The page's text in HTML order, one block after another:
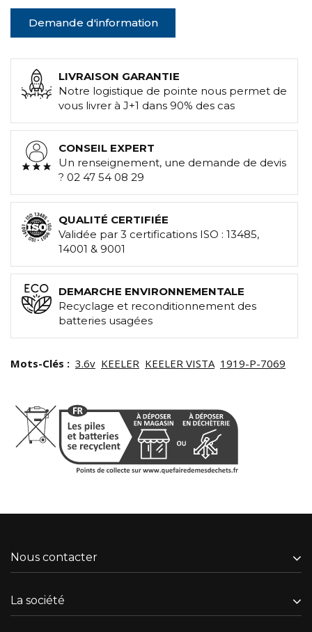
Demande d'information
LIVRAISON GARANTIE
Notre logistique de pointe nous permet de
vous livrer à J+1 dans 90% des cas
CONSEIL EXPERT
Un renseignement, une demande de devis
? 02 47 54 08 29
QUALITÉ CERTIFIÉE
Validée par 3 certifications ISO : 13485,
14001 & 9001
DEMARCHE ENVIRONNEMENTALE
Recyclage et reconditionnement des
batteries usagées
Mots-Clés : 3.6v KEELER KEELER VISTA 1919-P-7069
Nous contacter
La société